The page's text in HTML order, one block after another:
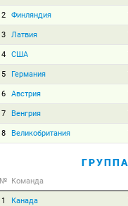
2 Финляндия
3 Латвия
4 США
5 Германия
6 Австрия
7 Венгрия
8 Великобритания
№ Команда
1 Канада